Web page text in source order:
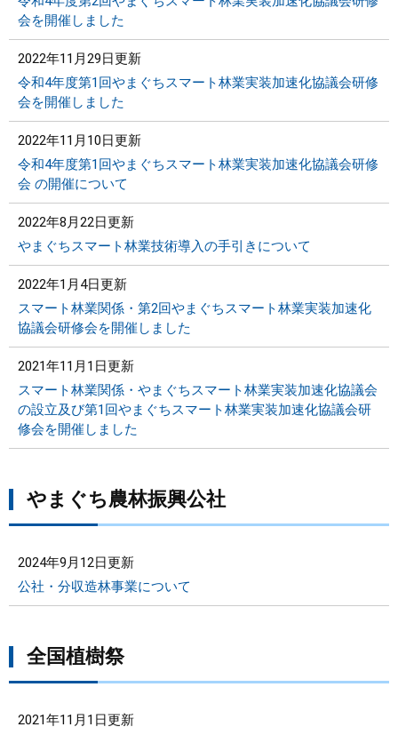
会を開催しました
2022年11月29日更新
令和4年度第1回やまぐちスマート林業実装加速化協議会研修
会を開催しました
2022年11月10日更新
令和4年度第1回やまぐちスマート林業実装加速化協議会研修
会 の開催について
2022年8月22日更新
やまぐちスマート林業技術導入の手引きについて
2022年1月4日更新
スマート林業関係・第2回やまぐちスマート林業実装加速化
協議会研修会を開催しました
2021年11月1日更新
スマート林業関係・やまぐちスマート林業実装加速化協議会
の設立及び第1回やまぐちスマート林業実装加速化協議会研
修会を開催しました
やまぐち農林振興公社
2024年9月12日更新
公社・分収造林事業について
全国植樹祭
2021年11月1日更新